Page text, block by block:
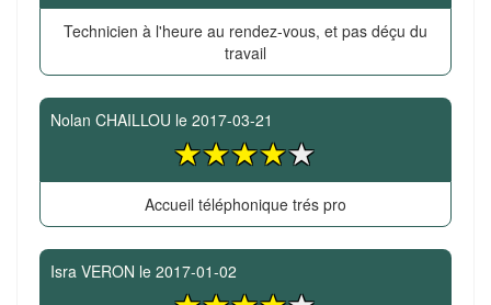
Technicien à l'heure au rendez-vous, et pas déçu du
travail
Nolan CHAILLOU le 2017-03-21
Accueil téléphonique trés pro
Isra VERON le 2017-01-02